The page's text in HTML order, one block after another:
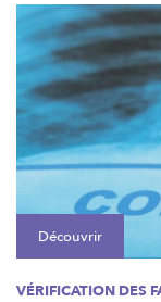
Découvrir
VÉRIFICATION DES